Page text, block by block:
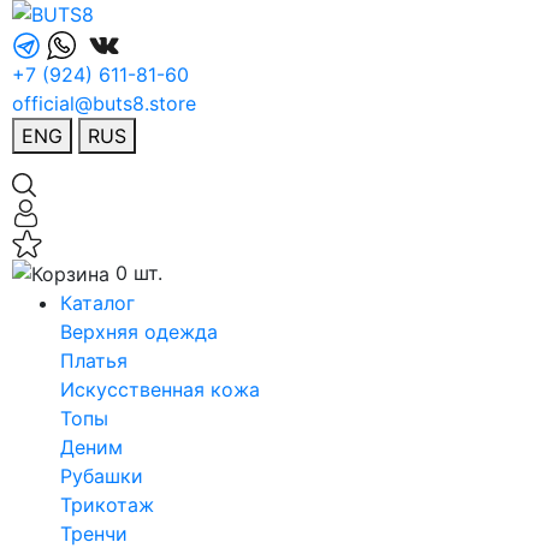
+7 (924) 611-81-60
official@buts8.store
ENG
RUS
0 шт.
Каталог
Верхняя одежда
Платья
Искусственная кожа
Топы
Деним
Рубашки
Трикотаж
Тренчи